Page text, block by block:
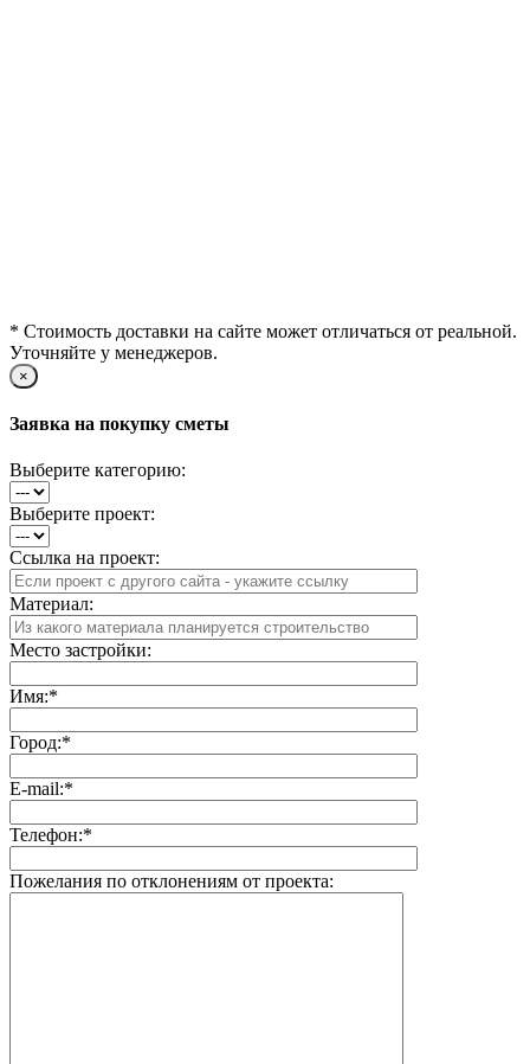
* Стоимость доставки на сайте может отличаться от реальной.
Уточняйте у менеджеров.
×
Заявка на покупку сметы
Выберите категорию:
Выберите проект:
Ссылка на проект:
Материал:
Место застройки:
Имя:*
Город:*
E-mail:*
Телефон:*
Пожелания по отклонениям от проекта: